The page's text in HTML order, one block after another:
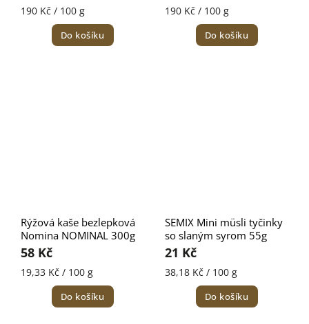
190 Kč / 100 g
Do košíku
190 Kč / 100 g
Do košíku
Rýžová kaše bezlepková
Nomina NOMINAL 300g
58 Kč
19,33 Kč / 100 g
Do košíku
SEMIX Mini müsli tyčinky
so slaným syrom 55g
21 Kč
38,18 Kč / 100 g
Do košíku